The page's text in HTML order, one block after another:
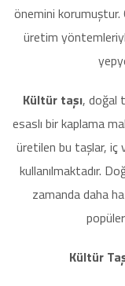
önemini korumuştur.
üretim
Kültür taşı, doğal
esaslı bir kaplama
üretilen bu taşlar, iç
kullanılmaktadır.
zamanda daha
Kültür